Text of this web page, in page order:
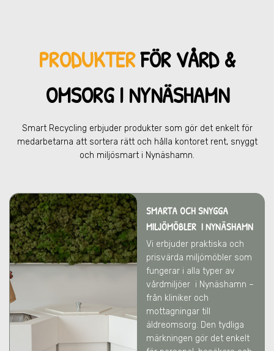
PRODUKTERFÖR VÅRD &
OMSORG I NYNÄSHAMN
Smart Recycling erbjuder produkter som gör det enkelt för
medarbetarna att sortera rätt och hålla kontoret rent, snyggt
och miljösmart i Nynäshamn.
SMARTA OCH SNYGGA
MILJÖMÖBLER I NYNÄSHAMN
Vi erbjuder praktiska och
prisvärda miljömöbler som
fungerar i alla typer av
vårdmiljöer i Nynäshamn –
från kliniker och
mottagningar till
äldreomsorg. Den tydliga
märkningen gör det enkelt